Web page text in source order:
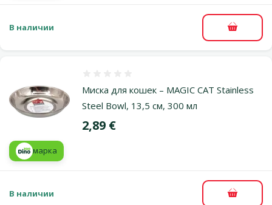
В наличии В
Миска для кошек – MAGIC CAT Stainless
Steel Bowl, 13,5 см, 300 мл
Цена
2,89 €
марка
В наличии В